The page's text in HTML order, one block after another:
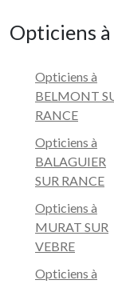
Opticiens
Opticiens à
BELMONT
RANCE
Opticiens à
BALAGUIER
SUR RANCE
Opticiens à
MURAT SUR
VEBRE
Opticiens à